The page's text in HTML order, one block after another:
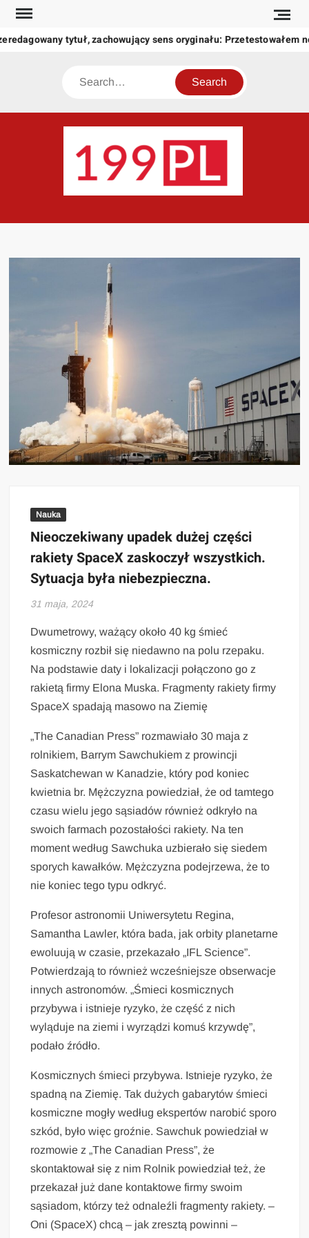
Skip
content
tytuł, zachowujący sens oryginału: Przetestowałem
Search
świat
Nauka
Nieoczekiwany upadek dużej części
rakiety SpaceX zaskoczył wszystkich.
Sytuacja była niebezpieczna.
31 maja, 2024
Dwumetrowy, ważący około 40 kg śmieć
kosmiczny rozbił się niedawno na polu rzepaku.
Na podstawie daty i lokalizacji połączono go z
rakietą firmy Elona Muska. Fragmenty rakiety firmy
SpaceX spadają masowo na Ziemię
„The Canadian Press” rozmawiało 30 maja z
rolnikiem, Barrym Sawchukiem z prowincji
Saskatchewan w Kanadzie, który pod koniec
kwietnia br. Mężczyzna powiedział, że od tamtego
czasu wielu jego sąsiadów również odkryło na
swoich farmach pozostałości rakiety. Na ten
moment według Sawchuka uzbierało się siedem
sporych kawałków. Mężczyzna podejrzewa, że to
nie koniec tego typu odkryć.
Profesor astronomii Uniwersytetu Regina,
Samantha Lawler, która bada, jak orbity planetarne
ewoluują w czasie, przekazało „IFL Science”.
Potwierdzają to również wcześniejsze obserwacje
innych astronomów. „Śmieci kosmicznych
przybywa i istnieje ryzyko, że część z nich
wyląduje na ziemi i wyrządzi komuś krzywdę”,
podało źródło.
Kosmicznych śmieci przybywa. Istnieje ryzyko, że
spadną na Ziemię. Tak dużych gabarytów śmieci
kosmiczne mogły według ekspertów narobić sporo
szkód, było więc groźnie. Sawchuk powiedział w
rozmowie z „The Canadian Press”, że
skontaktował się z nim Rolnik powiedział też, że
przekazał już dane kontaktowe firmy swoim
sąsiadom, którzy też odnaleźli fragmenty rakiety. –
Oni (SpaceX) chcą – jak zresztą powinni –